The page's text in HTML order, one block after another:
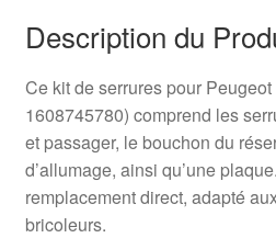
Description du
Ce kit de serrures pour
1608745780) comprend les
et passager, le bouchon du
d’allumage, ainsi qu’une
remplacement direct, adapté
bricoleurs.